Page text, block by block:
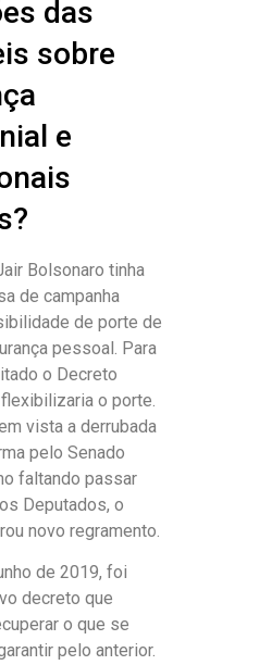
das
sobre
e
Bolsonaro tinha
de campanha
de porte de
pessoal. Para
o Decreto
o porte.
vista a derrubada
pelo Senado
faltando passar
Deputados, o
novo regramento.
de 2019, foi
decreto que
o que se
pelo anterior.